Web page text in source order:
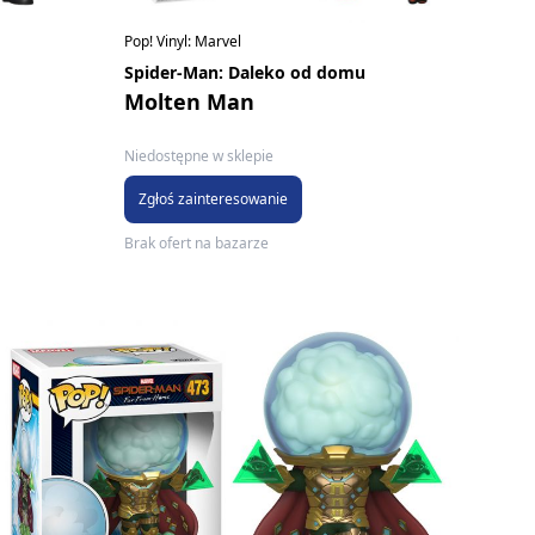
Pop! Vinyl: Marvel
Spider-Man: Daleko od domu
Molten Man
Niedostępne w sklepie
Zgłoś zainteresowanie
Brak ofert na bazarze